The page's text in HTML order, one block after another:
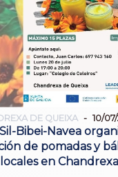
DE QUEIXA 10/
Bibei-Navea
de pomadas y
en